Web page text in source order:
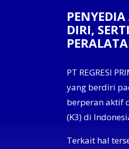
DIRI,
PT REGRESI
yang berdiri
berperan aktif
(K3) di
Terkait hal